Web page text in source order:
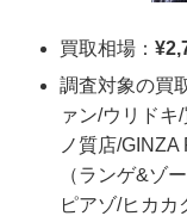
買取相場：
調査対象の買
ァン/ウリドキ
ノ質店/
（ランゲ&ゾ
ピアゾ/ヒカカ